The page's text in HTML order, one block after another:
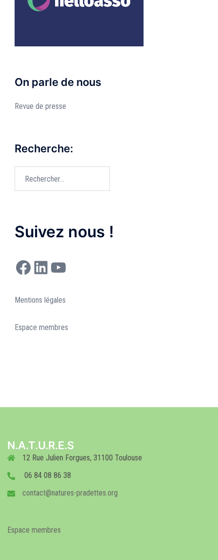
On parle de nous
Revue de presse
Recherche:
Suivez nous !
Facebook
LinkedIn
YouTube
Mentions légales
Espace membres
N.A.T.U.R.E.S
12 Rue Julien Forgues, 31100 Toulouse
06 84 08 86 38
contact@natures-pradettes.org
Espace membres